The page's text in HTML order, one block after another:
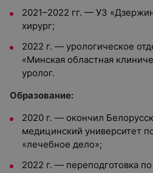
2021–2022 гг. — УЗ
хирург;
2022 г. — урологическое
«Минская областная
уролог.
Образование:
2020 г. — окончил
медицинский университет
«лечебное дело»;
2022 г. — переподготовка